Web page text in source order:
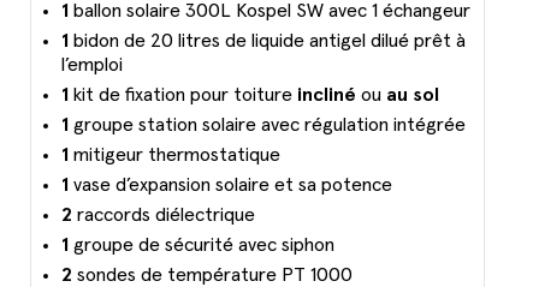
1 ballon solaire 300L Kospel SW avec 1 échangeur
1 bidon de 20 litres de liquide antigel dilué prêt à
l’emploi
1 kit de fixation pour toiture incliné ou au sol
1 groupe station solaire avec régulation intégrée
1 mitigeur thermostatique
1 vase d’expansion solaire et sa potence
2 raccords diélectrique
1 groupe de sécurité avec siphon
2 sondes de température PT 1000